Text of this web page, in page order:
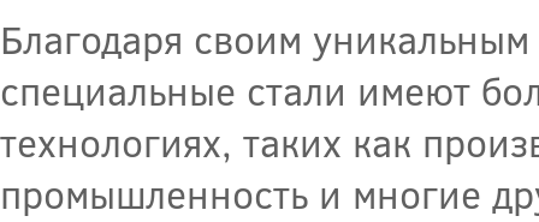
Благодаря своим
специальные стали имеют
технологиях, таких как
промышленность и многие